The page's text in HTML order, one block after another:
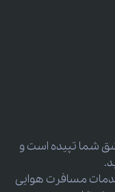
شما تپیده است و
مسافرت هوایی